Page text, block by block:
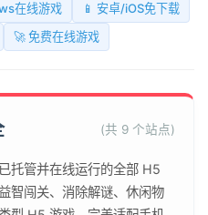
在线游戏
📱 安卓/iOS免下载
🚀 免费在线游戏
(共 9 个站点)
托管并在线运行的全部 H5
智闯关、消除解谜、休闲物